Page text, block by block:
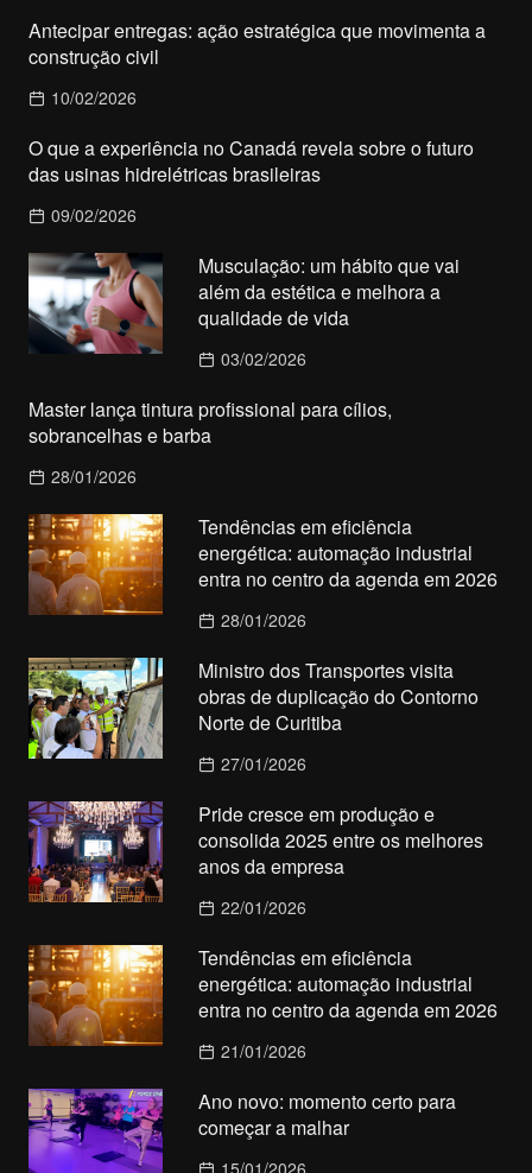
Antecipar entregas: ação estratégica que movimenta a
construção civil
10/02/2026
O que a experiência no Canadá revela sobre o futuro
das usinas hidrelétricas brasileiras
09/02/2026
Musculação: um hábito que vai
além da estética e melhora a
qualidade de vida
03/02/2026
Master lança tintura profissional para cílios,
sobrancelhas e barba
28/01/2026
Tendências em eficiência
energética: automação industrial
entra no centro da agenda em 2026
28/01/2026
Ministro dos Transportes visita
obras de duplicação do Contorno
Norte de Curitiba
27/01/2026
Pride cresce em produção e
consolida 2025 entre os melhores
anos da empresa
22/01/2026
Tendências em eficiência
energética: automação industrial
entra no centro da agenda em 2026
21/01/2026
Ano novo: momento certo para
começar a malhar